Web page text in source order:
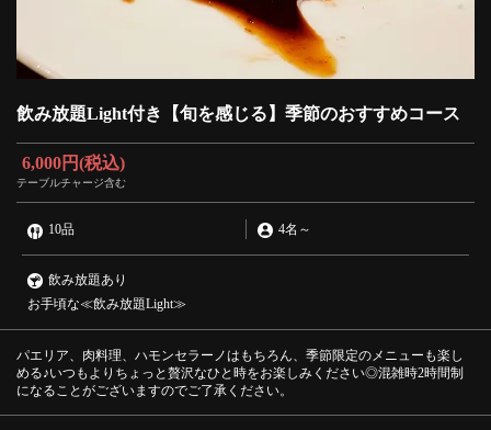
飲み放題Light付き【旬を感じる】季節のおすすめコース
6,000円(税込)
テーブルチャージ含む
10品 4名 ～
飲み放題あり
お手頃な≪飲み放題Light≫
パエリア、肉料理、ハモンセラーノはもちろん、季節限定のメニューも楽し
める♪いつもよりちょっと贅沢なひと時をお楽しみください◎混雑時2時間制
になることがございますのでご了承ください。